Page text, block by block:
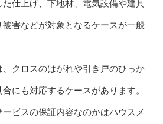
仕上げ、下地材、電気設備や建具
害などが対象となるケースが一般
クロスのはがれや引き戸のひっか
にも対応するケースがあります。
ビスの保証内容なのかはハウスメ